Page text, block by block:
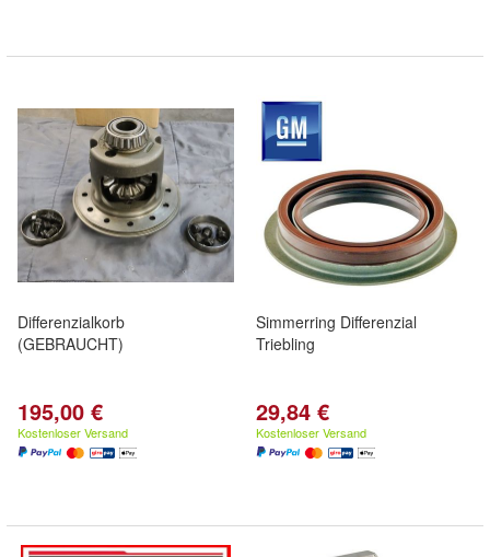
Differenzialkorb
(GEBRAUCHT)
195,00 €
Kostenloser Versand
Simmerring Differenzial
Triebling
29,84 €
Kostenloser Versand